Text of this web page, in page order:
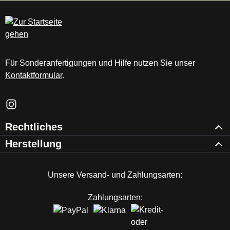
Für Sonderanfertigungen und Hilfe nutzen Sie unser
Kontaktformular.
Schau auf Instagram vorbei – öffnet in neuem Tab (externer
Rechtliches
Herstellung
Unsere Versand- und Zahlungsarten:
Zahlungsarten: